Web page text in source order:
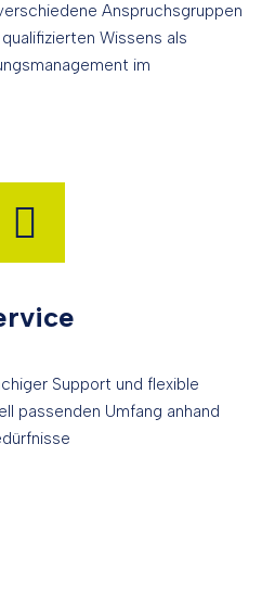
Anspruchsgruppen
Wissens als
im
Support und flexible
passenden Umfang anhand